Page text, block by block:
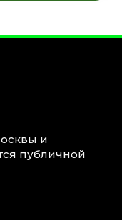
и
публичной